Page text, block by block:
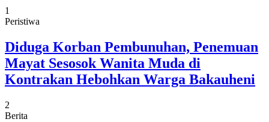
1
Peristiwa
Diduga Korban Pembunuhan, Penemuan
Mayat Sesosok Wanita Muda di
Kontrakan Hebohkan Warga Bakauheni
2
Berita